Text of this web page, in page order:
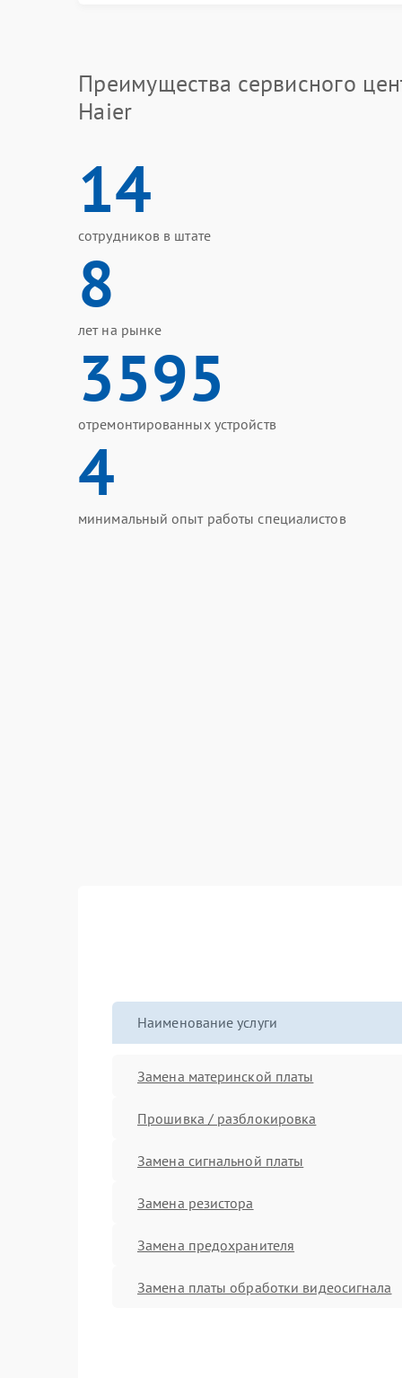
Преимущества сервисного
Haier
14
сотрудников в штате
8
лет на рынке
3595
отремонтированных устройств
4
минимальный опыт работы специалистов
Наименование услуги
Замена материнской платы
Прошивка / разблокировка
Замена сигнальной платы
Замена резистора
Замена предохранителя
Замена платы обработки видеосигнала